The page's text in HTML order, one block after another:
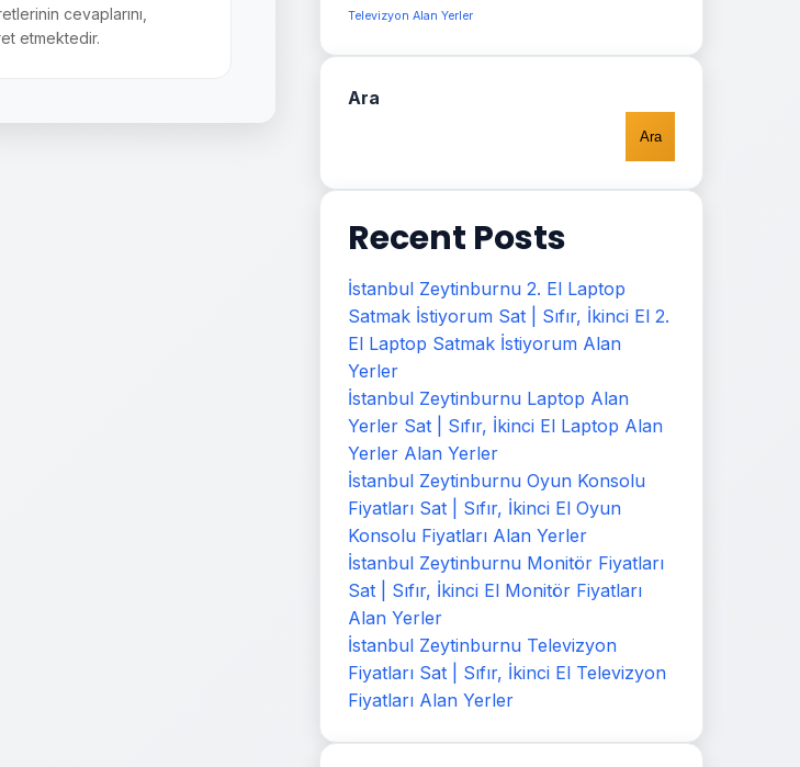
cevaplarını,
etmektedir.
Televizyon Alan Yerler
Ara
Ara
Recent Posts
İstanbul Zeytinburnu 2. El Laptop
Satmak İstiyorum Sat | Sıfır, İkinci El 2.
El Laptop Satmak İstiyorum Alan
Yerler
İstanbul Zeytinburnu Laptop Alan
Yerler Sat | Sıfır, İkinci El Laptop Alan
Yerler Alan Yerler
İstanbul Zeytinburnu Oyun Konsolu
Fiyatları Sat | Sıfır, İkinci El Oyun
Konsolu Fiyatları Alan Yerler
İstanbul Zeytinburnu Monitör Fiyatları
Sat | Sıfır, İkinci El Monitör Fiyatları
Alan Yerler
İstanbul Zeytinburnu Televizyon
Fiyatları Sat | Sıfır, İkinci El Televizyon
Fiyatları Alan Yerler